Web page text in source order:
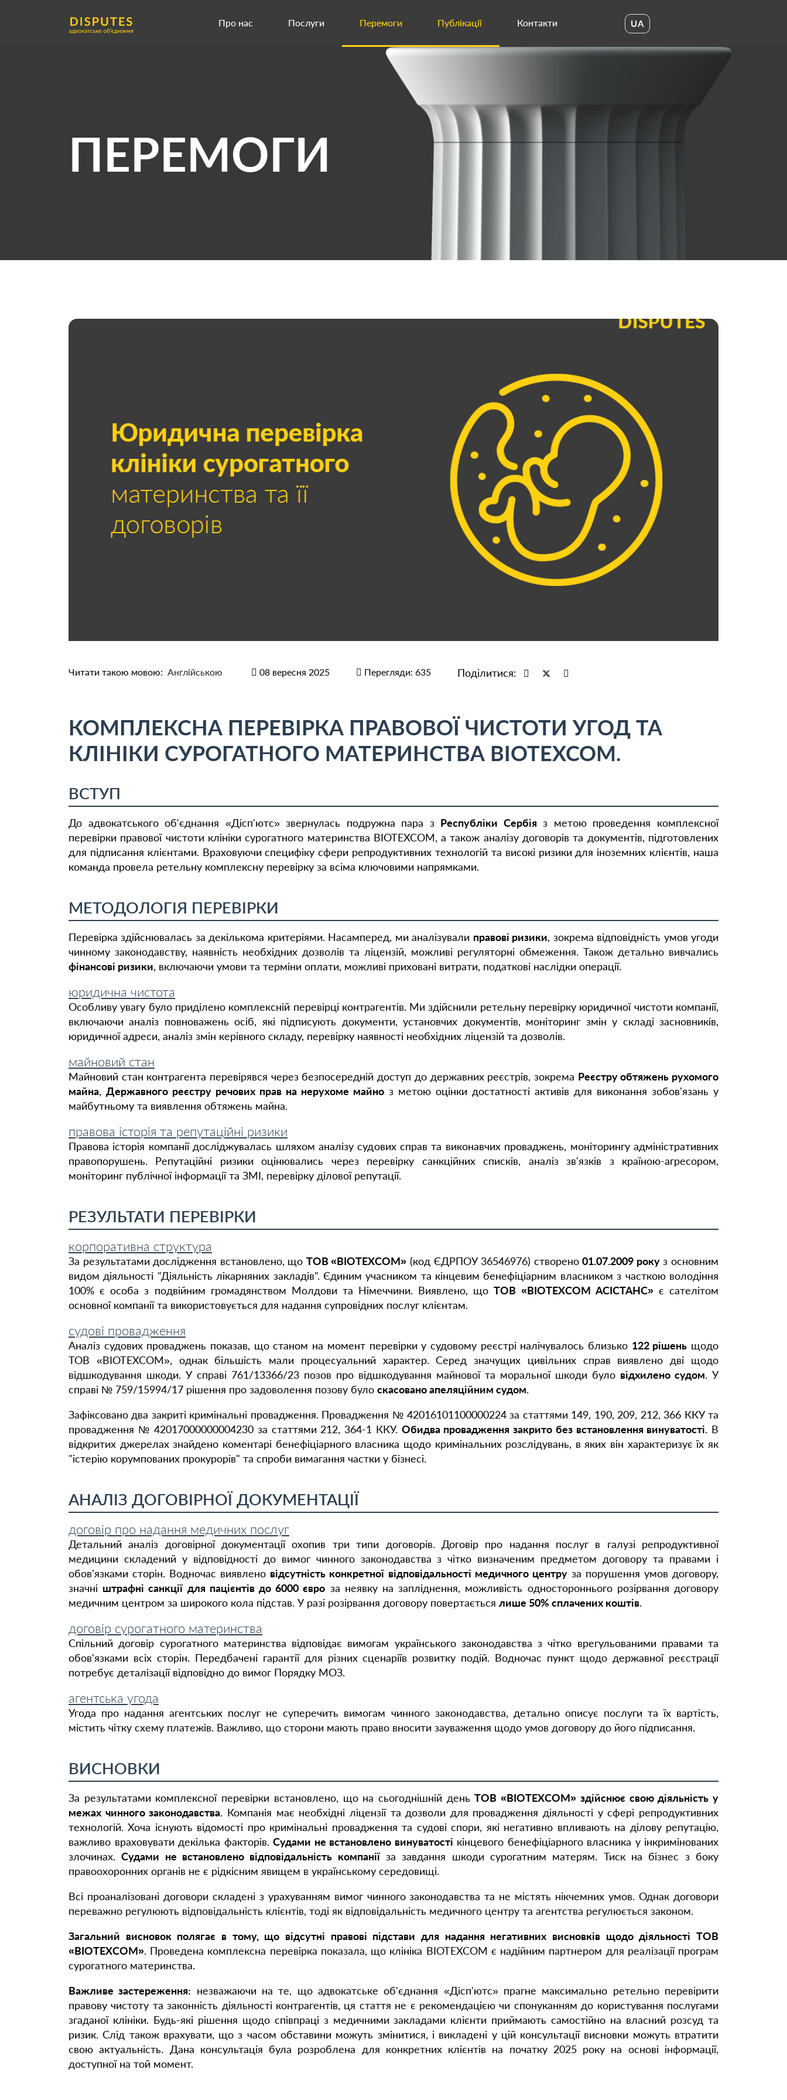
Про нас Послуги Перемоги Публікації Контакти
UA
ПЕРЕМОГИ
Читати такою мовою: Англійською 08 вересня 2025 Перегляди: 635 Поділитися:
КОМПЛЕКСНА ПЕРЕВІРКА ПРАВОВОЇ ЧИСТОТИ УГОД ТА
КЛІНІКИ СУРОГАТНОГО МАТЕРИНСТВА BIOTEXCOM.
ВСТУП
До адвокатського об'єднання «Дісп'ютс» звернулась подружна пара з Республіки Сербія з метою проведення комплексної
перевірки правової чистоти клініки сурогатного материнства BIOTEXCOM, а також аналізу договорів та документів, підготовлених
для підписання клієнтами. Враховуючи специфіку сфери репродуктивних технологій та високі ризики для іноземних клієнтів, наша
команда провела ретельну комплексну перевірку за всіма ключовими напрямками.
МЕТОДОЛОГІЯ ПЕРЕВІРКИ
Перевірка здійснювалась за декількома критеріями. Насамперед, ми аналізували правові ризики, зокрема відповідність умов угоди
чинному законодавству, наявність необхідних дозволів та ліцензій, можливі регуляторні обмеження. Також детально вивчались
фінансові ризики, включаючи умови та терміни оплати, можливі приховані витрати, податкові наслідки операції.
юридична чистота
Особливу увагу було приділено комплексній перевірці контрагентів. Ми здійснили ретельну перевірку юридичної чистоти компанії,
включаючи аналіз повноважень осіб, які підписують документи, установчих документів, моніторинг змін у складі засновників,
юридичної адреси, аналіз змін керівного складу, перевірку наявності необхідних ліцензій та дозволів.
майновий стан
Майновий стан контрагента перевірявся через безпосередній доступ до державних реєстрів, зокрема Реєстру обтяжень рухомого
майна, Державного реєстру речових прав на нерухоме майно з метою оцінки достатності активів для виконання зобов'язань у
майбутньому та виявлення обтяжень майна.
правова історія та репутаційні ризики
Правова історія компанії досліджувалась шляхом аналізу судових справ та виконавчих проваджень, моніторингу адміністративних
правопорушень. Репутаційні ризики оцінювались через перевірку санкційних списків, аналіз зв'язків з країною-агресором,
моніторинг публічної інформації та ЗМІ, перевірку ділової репутації.
РЕЗУЛЬТАТИ ПЕРЕВІРКИ
корпоративна структура
За результатами дослідження встановлено, що ТОВ «ВІОТЕХСОМ» (код ЄДРПОУ 36546976) створено01.07.2009 рокуз основним
видом діяльності "Діяльність лікарняних закладів". Єдиним учасником та кінцевим бенефіціарним власником з часткою володіння
100% є особа з подвійним громадянством Молдови та Німеччини. Виявлено, щоТОВ «ВІОТЕХСОМ АСІСТАНС»є сателітом
основної компанії та використовується для надання супровідних послуг клієнтам.
судові провадження
Аналіз судових проваджень показав, що станом на момент перевірки у судовому реєстрі налічувалось близько 122 рішень щодо
ТОВ «ВІОТЕХСОМ», однак більшість мали процесуальний характер. Серед значущих цивільних справ виявлено дві щодо
відшкодування шкоди. У справі 761/13366/23 позов про відшкодування майнової та моральної шкоди було відхилено судом. У
справі № 759/15994/17 рішення про задоволення позову було скасовано апеляційним судом.
Зафіксовано два закриті кримінальні провадження. Провадження № 42016101100000224 за статтями 149, 190, 209, 212, 366 ККУ та
провадження № 42017000000004230 за статтями 212, 364-1 ККУ. Обидва провадження закрито без встановлення винуватості. В
відкритих джерелах знайдено коментарі бенефіціарного власника щодо кримінальних розслідувань, в яких він характеризує їх як
"істерію корумпованих прокурорів" та спроби вимагання частки у бізнесі.
АНАЛІЗ ДОГОВІРНОЇ ДОКУМЕНТАЦІЇ
договір про надання медичних послуг
Детальний аналіз договірної документації охопив три типи договорів. Договір про надання послуг в галузі репродуктивної
медицини складений у відповідності до вимог чинного законодавства з чітко визначеним предметом договору та правами і
обов'язками сторін. Водночас виявлено відсутність конкретної відповідальності медичного центруза порушення умов договору,
значні штрафні санкції для пацієнтів до 6000 євро за неявку на запліднення, можливість одностороннього розірвання договору
медичним центром за широкого кола підстав. У разі розірвання договору повертається лише 50% сплачених коштів.
договір сурогатного материнства
Спільний договір сурогатного материнства відповідає вимогам українського законодавства з чітко врегульованими правами та
обов'язками всіх сторін. Передбачені гарантії для різних сценаріїв розвитку подій. Водночас пункт щодо державної реєстрації
потребує деталізації відповідно до вимог Порядку МОЗ.
агентська угода
Угода про надання агентських послуг не суперечить вимогам чинного законодавства, детально описує послуги та їх вартість,
містить чітку схему платежів. Важливо, що сторони мають право вносити зауваження щодо умов договору до його підписання.
ВИСНОВКИ
За результатами комплексної перевірки встановлено, що на сьогоднішній деньТОВ «ВІОТЕХСОМ» здійснює свою діяльність у
межах чинного законодавства. Компанія має необхідні ліцензії та дозволи для провадження діяльності у сфері репродуктивних
технологій. Хоча існують відомості про кримінальні провадження та судові спори, які негативно впливають на ділову репутацію,
важливо враховувати декілька факторів. Судами не встановлено винуватості кінцевого бенефіціарного власника у інкримінованих
злочинах.Судами не встановлено відповідальність компаніїза завдання шкоди сурогатним матерям. Тиск на бізнес з боку
правоохоронних органів не є рідкісним явищем в українському середовищі.
Всі проаналізовані договори складені з урахуванням вимог чинного законодавства та не містять нікчемних умов. Однак договори
переважно регулюють відповідальність клієнтів, тоді як відповідальність медичного центру та агентства регулюється законом.
Загальний висновок полягає в тому, що відсутні правові підстави для надання негативних висновків щодо діяльності ТОВ
«ВІОТЕХСОМ». Проведена комплексна перевірка показала, що клініка BIOTEXCOM є надійним партнером для реалізації програм
сурогатного материнства.
Важливе застереження: незважаючи на те, що адвокатське об'єднання «Дісп'ютс» прагне максимально ретельно перевірити
правову чистоту та законність діяльності контрагентів, ця стаття не є рекомендацією чи спонуканням до користування послугами
згаданої клініки. Будь-які рішення щодо співпраці з медичними закладами клієнти приймають самостійно на власний розсуд та
ризик. Слід також врахувати, що з часом обставини можуть змінитися, і викладені у цій консультації висновки можуть втратити
свою актуальність. Дана консультація була розроблена для конкретних клієнтів на початку 2025 року на основі інформації,
доступної на той момент.